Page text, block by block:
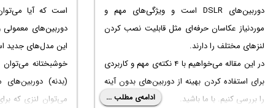
دوربین‌های DSLR است و ویژگی‌های مهم و
موردنیاز عکاسان حرفه‌ای مثل قابلیت نصب کردن
لنزهای مختلف را دارند.
در این مقاله می‌خواهیم با ۴ نکته‌ی مهم و کاربردی
برای استفاده کردن بهینه از دوربین‌های بدون آینه
را بررسی کنیم. با ما باشید.
ادامه‌ی مطلب ...
است که آیا
دوربین‌های
این مدل‌های جدید
خوشبختانه
(بدنه)
می‌توان لنزی که